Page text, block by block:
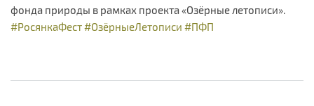
фонда природы в рамках проекта «Озёрные летописи».
#РосянкаФест#ОзёрныеЛетописи #ПФП